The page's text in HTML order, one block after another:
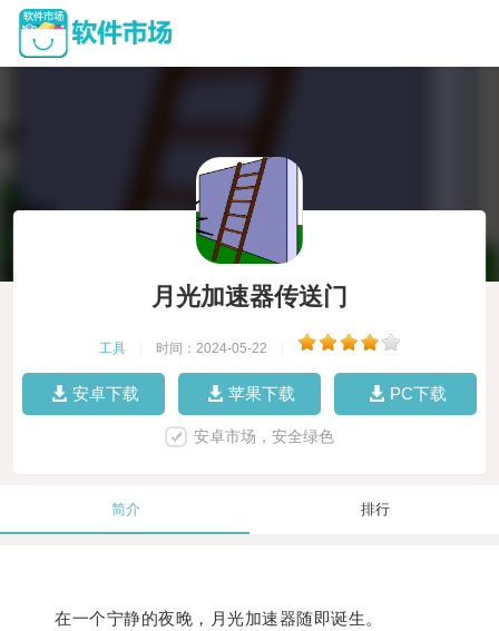
月光加速器传送门
工具 时间：2024-05-22
安卓下载 苹果下载 PC下载
安卓市场，安全绿色
简介 排行
在一个宁静的夜晚，月光加速器随即诞生。